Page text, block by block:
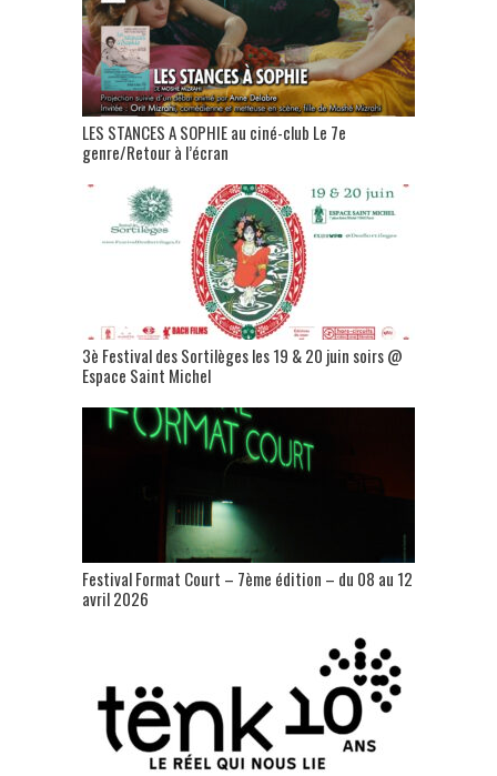
LES STANCES A SOPHIE au ciné-club Le 7e
genre/Retour à l’écran
3è Festival des Sortilèges les 19 & 20 juin soirs @
Espace Saint Michel
Festival Format Court – 7ème édition – du 08 au 12
avril 2026